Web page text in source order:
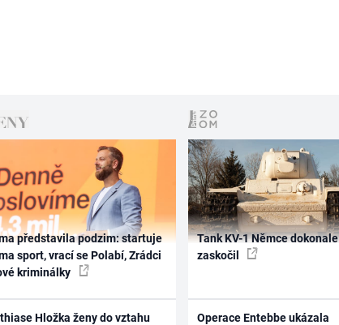
představila podzim: startuje
sport, vrací se Polabí, Zrádci
kriminálky
Hložka ženy do vztahu
Tank KV-1 Němce dokonale
zaskočil
Operace Entebbe ukázala